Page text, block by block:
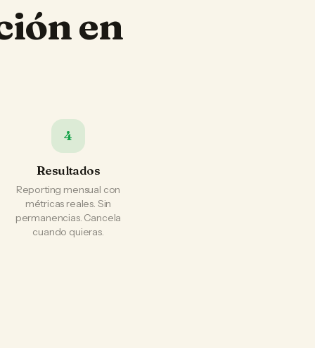
en
4
Resultados
Reporting mensual con
métricas reales. Sin
permanencias. Cancela
cuando quieras.